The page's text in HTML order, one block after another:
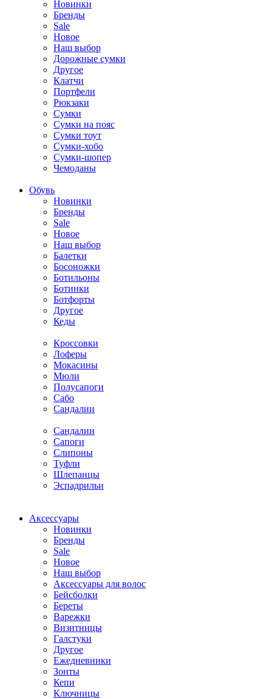
Новинки
Бренды
Sale
Новое
Наш выбор
Дорожные сумки
Другое
Клатчи
Портфели
Рюкзаки
Сумки
Сумки на пояс
Сумки тоут
Сумки-хобо
Сумки-шопер
Чемоданы
Обувь
Новинки
Бренды
Sale
Новое
Наш выбор
Балетки
Босоножки
Ботильоны
Ботинки
Ботфорты
Другое
Кеды
Кроссовки
Лоферы
Мокасины
Мюли
Полусапоги
Сабо
Сандалии
Сандалии
Сапоги
Слипоны
Туфли
Шлепанцы
Эспадрильи
Аксессуары
Новинки
Бренды
Sale
Новое
Наш выбор
Аксессуары для волос
Бейсболки
Береты
Варежки
Визитницы
Галстуки
Другое
Ежедневники
Зонты
Кепи
Ключницы